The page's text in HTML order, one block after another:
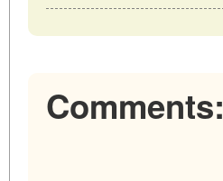
Comments: